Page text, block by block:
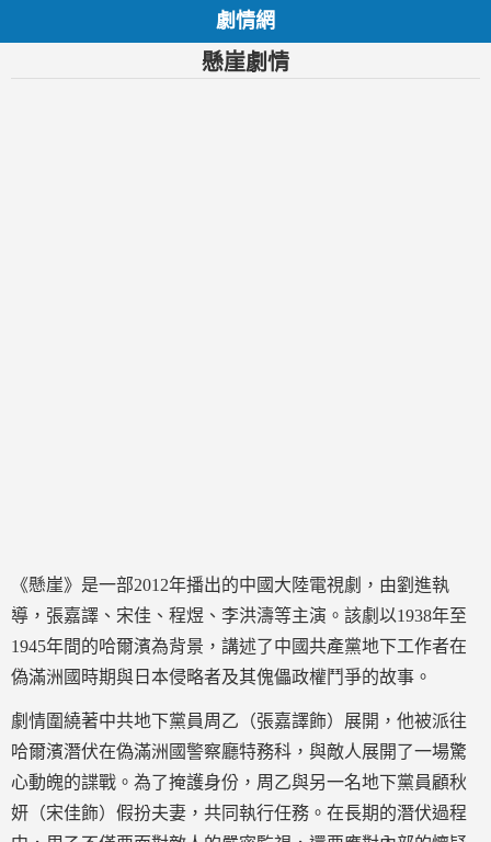
劇情網
懸崖劇情
《懸崖》是一部2012年播出的中國大陸電視劇，由劉進執
導，張嘉譯、宋佳、程煜、李洪濤等主演。該劇以1938年至
1945年間的哈爾濱為背景，講述了中國共產黨地下工作者在
偽滿洲國時期與日本侵略者及其傀儡政權鬥爭的故事。
劇情圍繞著中共地下黨員周乙（張嘉譯飾）展開，他被派往
哈爾濱潛伏在偽滿洲國警察廳特務科，與敵人展開了一場驚
心動魄的諜戰。為了掩護身份，周乙與另一名地下黨員顧秋
妍（宋佳飾）假扮夫妻，共同執行任務。在長期的潛伏過程